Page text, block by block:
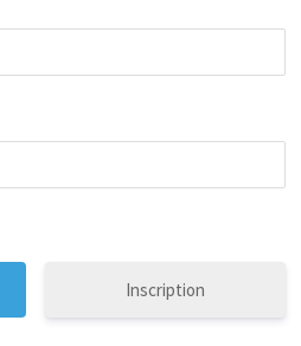
Inscription